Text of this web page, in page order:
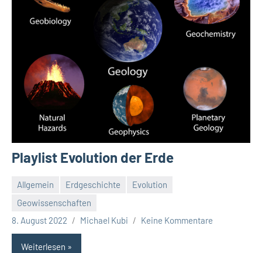
Playlist Evolution der Erde
Allgemein Erdgeschichte
Evolution
Geowissenschaften
8. August 2022
Michael Kubi Keine Kommentare
Weiterlesen